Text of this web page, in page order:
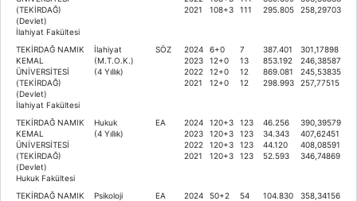
(TEKİRDAĞ)
(Devlet)
İlahiyat Fakültesi
2021
108+3
111
295.805
258,29703
TEKİRDAĞ NAMIK
KEMAL
ÜNİVERSİTESİ
(TEKİRDAĞ)
(Devlet)
İlahiyat Fakültesi
İlahiyat
(M.T.O.K.)
(4 Yıllık)
SÖZ
2024
2023
2022
2021
6+0
12+0
12+0
12+0
7
13
12
12
387.401
853.192
869.081
298.993
301,17898
246,38587
245,53835
257,77515
TEKİRDAĞ NAMIK
KEMAL
ÜNİVERSİTESİ
(TEKİRDAĞ)
(Devlet)
Hukuk Fakültesi
Hukuk
(4 Yıllık)
EA
2024
2023
2022
2021
120+3
120+3
120+3
120+3
123
123
123
123
46.256
34.343
44.120
52.593
390,39579
407,62451
408,08591
346,74869
TEKİRDAĞ NAMIK
Psikoloji
EA
2024
50+2
54
104.830
358,34156